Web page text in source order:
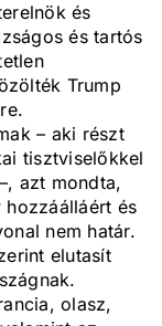
és
és tartós
Trump
– aki részt
tisztviselőkkel
azt mondta,
és
nem határ.
elutasít
olasz,